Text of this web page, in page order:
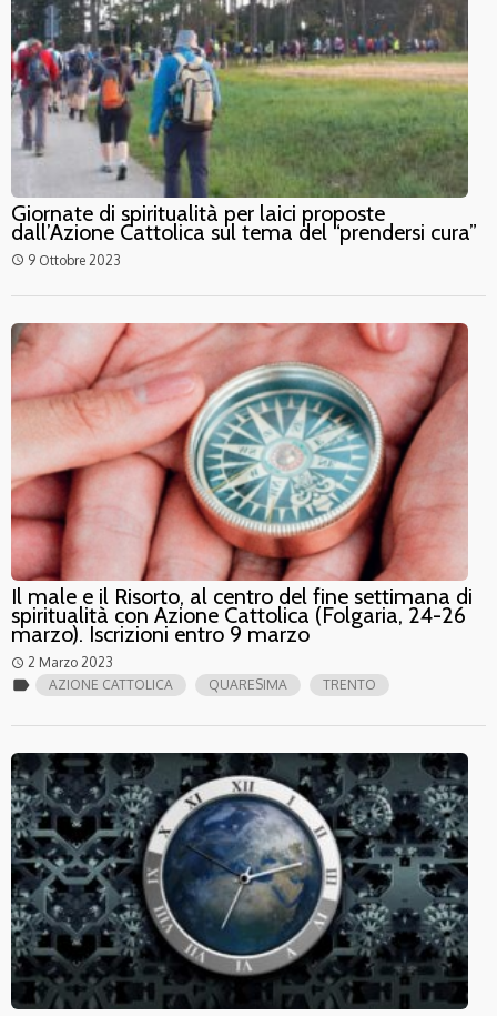
Giornate di spiritualità per laici proposte
dall’Azione Cattolica sul tema del “prendersi cura”
access_time 9 Ottobre 2023
Il male e il Risorto, al centro del fine settimana di
spiritualità con Azione Cattolica (Folgaria, 24-26
marzo). Iscrizioni entro 9 marzo
access_time 2 Marzo 2023
label AZIONE CATTOLICA QUARESIMA TRENTO